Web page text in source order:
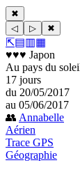
✖
◁
▷ ✖
⇱▤▥▦
♥♥♥ Japon
Au pays du
17 jours
du 20/05/2017
au 05/06/2017
👥 Annabelle
Aérien
Trace GPS
Géographie